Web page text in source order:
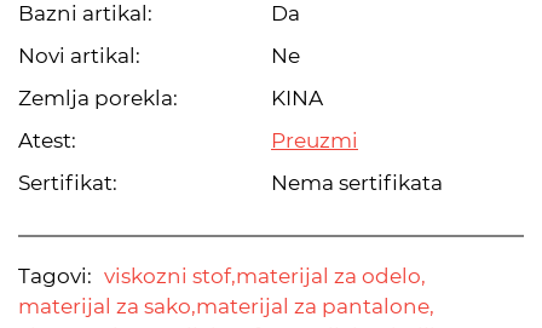
Bazni artikal:
Da
Novi artikal:
Ne
Zemlja porekla:
KINA
Atest:
Preuzmi
Sertifikat:
Nema sertifikata
Tagovi: viskozni stof,materijal za odelo,
materijal za sako,materijal za pantalone,